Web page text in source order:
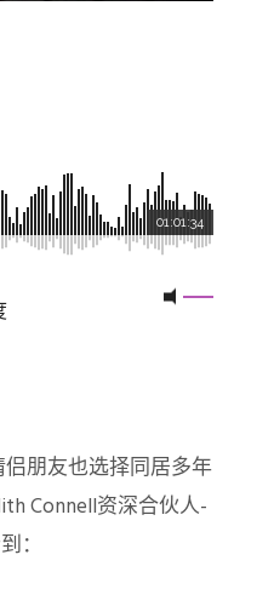
01:01:34
朋友也选择同居多年
Connell资深合伙人-
：